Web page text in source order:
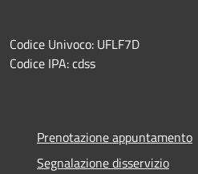
Codice Univoco: UFLF7D
Codice IPA: cdss
Prenotazione appuntamento
Segnalazione disservizio